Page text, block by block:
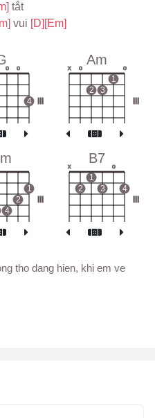
tắt
vui [D] [Em]
o o
4
Am
x o
2 3
1
o
4
2
1
B7
x
2
1
3
o
4
tho dang hien, khi em ve